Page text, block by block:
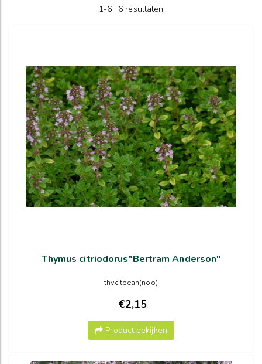
1-6 | 6 resultaten
Thymus citriodorus"Bertram Anderson"
thycitbean(noo)
€2,15
Product bekijken